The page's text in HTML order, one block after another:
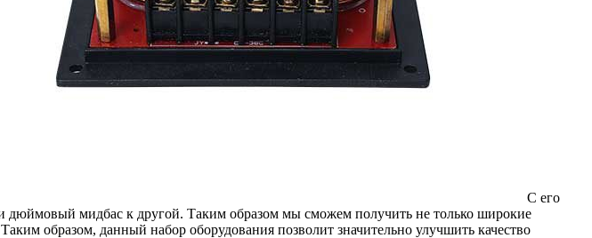
С его
мидбас к другой. Таким образом мы сможем получить не только широкие
образом, данный набор оборудования позволит значительно улучшить качество